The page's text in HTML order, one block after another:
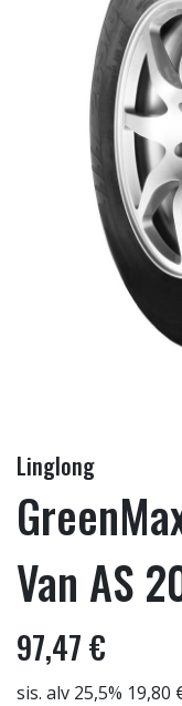
Linglong
Van AS
97,47 €
sis. alv 25,5% 19,80